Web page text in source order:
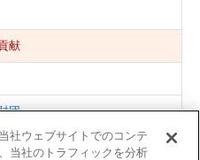
献
団
社ウェブサイトでのコンテ
当社のトラフィックを分析